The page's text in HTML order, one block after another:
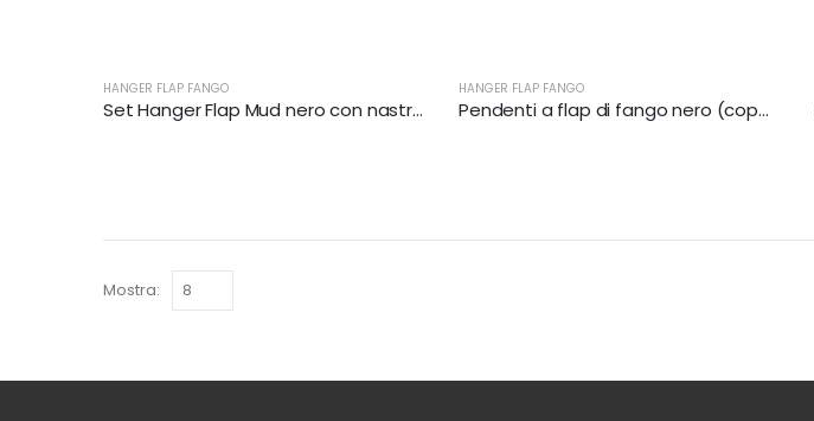
HANGER FLAP FANGO
Set Hanger Flap Mud nero con nastro riflettore | XKJ-MFH-03-1/8
HANGER FLAP FANGO
Pendenti a flap di fango nero (coppia) | XKJ-MFH-02-1/8
Mostra: